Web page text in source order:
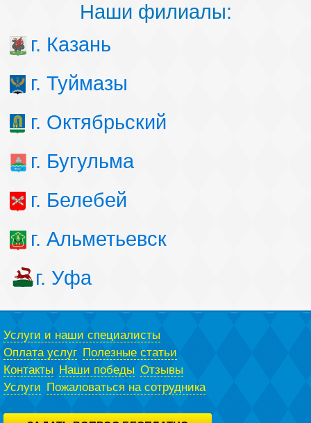
Наши филиалы:
г. Казань
г. Туймазы
г. Октябрьский
г. Бугульма
г. Белебей
г. Альметьевск
г. Уфа
Услуги и наши специалисты
Оплата услуг Полезные статьи
Контакты Наши победы Отзывы
Услуги Пожаловаться на сотрудника